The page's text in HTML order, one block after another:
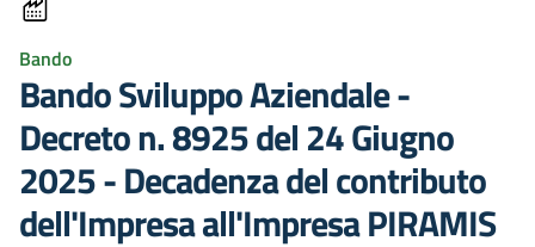
Bando
Bando Sviluppo Aziendale -
Decreto n. 8925 del 24 Giugno
2025 - Decadenza del contributo
dell'Impresa all'Impresa PIRAMIS